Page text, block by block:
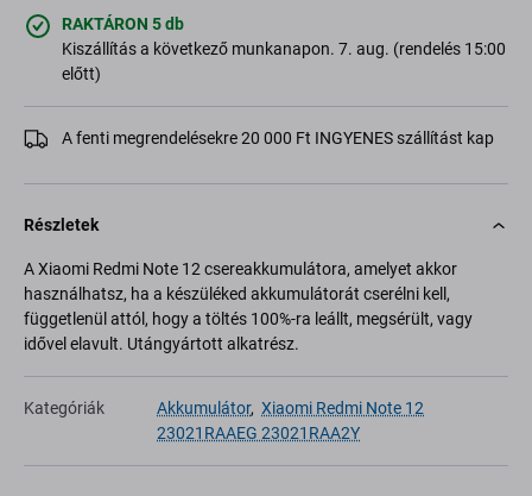
RAKTÁRON 5 db
Kiszállítás a következő munkanapon. 7. aug. (rendelés 15:00
előtt)
A fenti megrendelésekre 20 000 Ft INGYENES szállítást kap
Részletek
A Xiaomi Redmi Note 12 csereakkumulátora, amelyet akkor
használhatsz, ha a készüléked akkumulátorát cserélni kell,
függetlenül attól, hogy a töltés 100%-ra leállt, megsérült, vagy
idővel elavult. Utángyártott alkatrész.
Kategóriák Akkumulátor, Xiaomi Redmi Note 12
23021RAAEG 23021RAA2Y